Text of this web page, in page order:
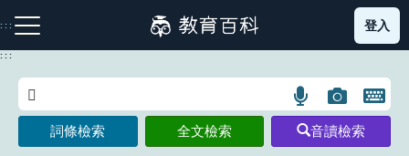
到
主
:::
注音索引圖示 筆畫索引圖示 部首索引表圖示
登入
:::
語
言
搜
圖
片
搜
開
鍵
詞條檢索 全文檢索 音讀檢索